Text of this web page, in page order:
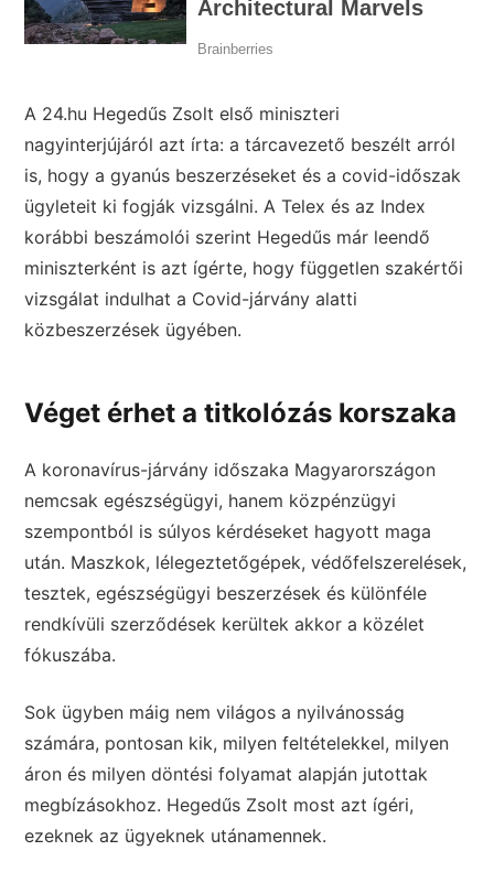
A 24.hu Hegedűs Zsolt első miniszteri
nagyinterjújáról azt írta: a tárcavezető beszélt arról
is, hogy a gyanús beszerzéseket és a covid-időszak
ügyleteit ki fogják vizsgálni. A Telex és az Index
korábbi beszámolói szerint Hegedűs már leendő
miniszterként is azt ígérte, hogy független szakértői
vizsgálat indulhat a Covid-járvány alatti
közbeszerzések ügyében.
Véget érhet a titkolózás korszaka
A koronavírus-járvány időszaka Magyarországon
nemcsak egészségügyi, hanem közpénzügyi
szempontból is súlyos kérdéseket hagyott maga
után. Maszkok, lélegeztetőgépek, védőfelszerelések,
tesztek, egészségügyi beszerzések és különféle
rendkívüli szerződések kerültek akkor a közélet
fókuszába.
Sok ügyben máig nem világos a nyilvánosság
számára, pontosan kik, milyen feltételekkel, milyen
áron és milyen döntési folyamat alapján jutottak
megbízásokhoz. Hegedűs Zsolt most azt ígéri,
ezeknek az ügyeknek utánamennek.